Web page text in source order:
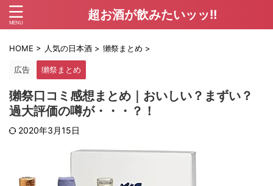
超お酒が飲みたいッッ!!
HOME > 人気の日本酒 > 獺祭まとめ >
広告 獺祭まとめ
獺祭口コミ感想まとめ｜おいしい？まずい？
過大評価の噂が・・・？！
2020年3月15日